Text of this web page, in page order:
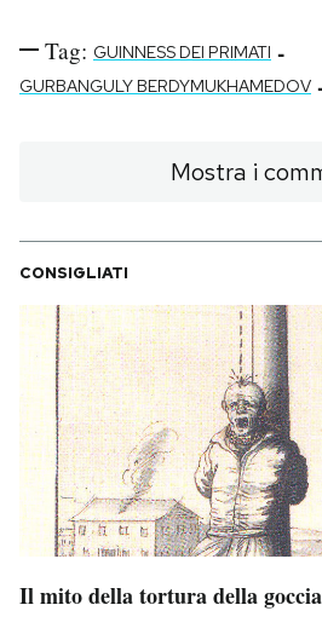
Tag: GUINNESS DEI PRIMATI -
GURBANGULY BERDYMUKHAMEDOV
Mostra i
CONSIGLIATI
Il mito della tortura della